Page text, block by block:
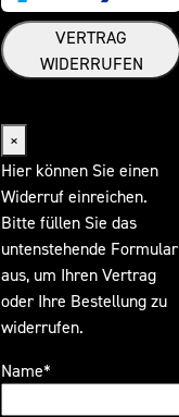
VERTRAG
WIDERRUFEN
×
Hier können Sie einen
Widerruf einreichen.
Bitte füllen Sie das
untenstehende Formular
aus, um Ihren Vertrag
oder Ihre Bestellung zu
widerrufen.
Name*